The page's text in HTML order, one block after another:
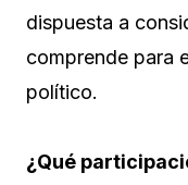
dispuesta a
comprende para
político.
¿Qué